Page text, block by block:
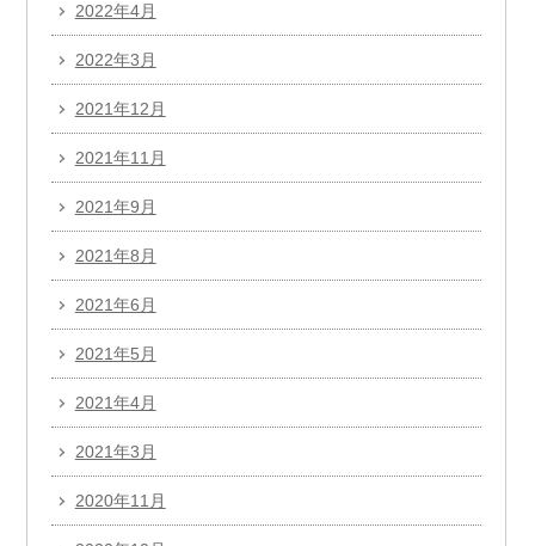
2022年4月
2022年3月
2021年12月
2021年11月
2021年9月
2021年8月
2021年6月
2021年5月
2021年4月
2021年3月
2020年11月